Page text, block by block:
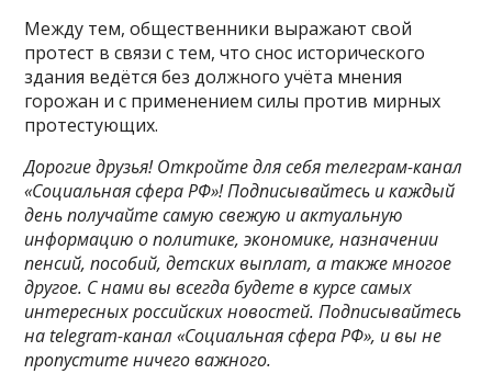
Между тем, общественники выражают свой
протест в связи с тем, что снос исторического
здания ведётся без должного учёта мнения
горожан и с применением силы против мирных
протестующих.
Дорогие друзья! Откройте для себя телеграм-канал
«Социальная сфера РФ»! Подписывайтесь и каждый
день получайте самую свежую и актуальную
информацию о политике, экономике, назначении
пенсий, пособий, детских выплат, а также многое
другое. С нами вы всегда будете в курсе самых
интересных российских новостей. Подписывайтесь
на telegram-канал «Социальная сфера РФ», и вы не
пропустите ничего важного.